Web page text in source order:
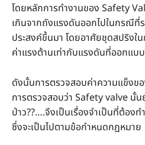
โดยหลักการทำงานของ Safety
เกินจากถังแรงดันออกไปในกรณีที่
ประสงค์ขึ้นมา โดยอาศัยชุดสปริงใ
ค่าแรงต้านเท่ากับแรงดันที่ออกแบบ
ดังนั้นการตรวจสอบค่าความแข็งข
การตรวจสอบว่า Safety valve นั้
ป่าว??….จึงเป็นเรื่องจำเป็นที่ต้อง
ซึ่งจะเป็นไปตามข้อกำหนดกฏหมาย